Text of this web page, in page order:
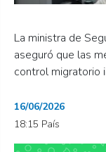
La ministra de
aseguró que las
control migratorio
16/06/2026
18:15 País